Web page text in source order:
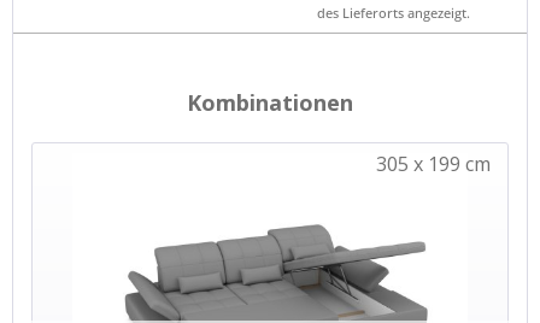
des Lieferorts angezeigt.